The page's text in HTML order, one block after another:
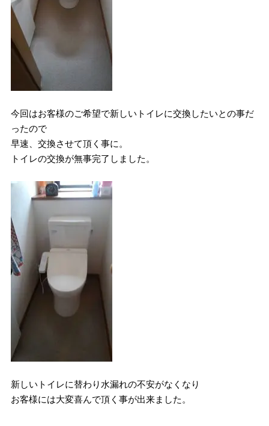
今回はお客様のご希望で新しいトイレに交換したいとの事だ
ったので
早速、交換させて頂く事に。
トイレの交換が無事完了しました。
新しいトイレに替わり水漏れの不安がなくなり
お客様には大変喜んで頂く事が出来ました。